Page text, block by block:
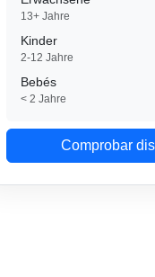
13+ Jahre
Kinder
2-12 Jahre
Bebés
< 2 Jahre
Comprobar